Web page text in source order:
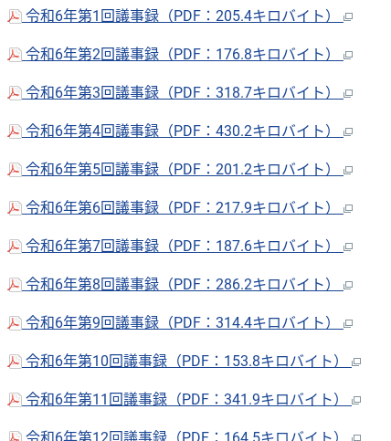
令和6年第1回議事録（PDF：205.4キロバイト）
令和6年第2回議事録（PDF：176.8キロバイト）
令和6年第3回議事録（PDF：318.7キロバイト）
令和6年第4回議事録（PDF：430.2キロバイト）
令和6年第5回議事録（PDF：201.2キロバイト）
令和6年第6回議事録（PDF：217.9キロバイト）
令和6年第7回議事録（PDF：187.6キロバイト）
令和6年第8回議事録（PDF：286.2キロバイト）
令和6年第9回議事録（PDF：314.4キロバイト）
令和6年第10回議事録（PDF：153.8キロバイト）
令和6年第11回議事録（PDF：341.9キロバイト）
令和6年第12回議事録（PDF：164.5キロバイト）